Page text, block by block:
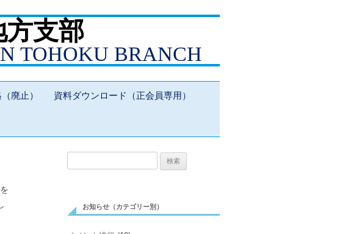
方支部
TOHOKU BRANCH
廃止） 資料ダウンロード（正会員専用）
お知らせ（カテゴリー別）